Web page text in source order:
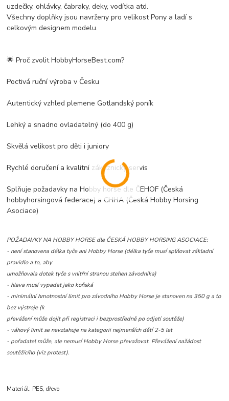
uzdečky, ohlávky, čabraky, deky, vodítka atd.
Všechny doplňky jsou navrženy pro velikost Pony a ladí s
celkovým designem modelu.
🌟 Proč zvolit HobbyHorseBest.com?
Poctivá ruční výroba v Česku
Autentický vzhled plemene Gotlandský poník
Lehký a snadno ovladatelný (do 400 g)
Skvělá velikost pro děti i juniory
Rychlé doručení a kvalitní zákaznický servis
Splňuje požadavky na Hobby horse dle ČEHOF (Česká
hobbyhorsingová federace) a CHHA (Česká Hobby Horsing
Asociace)
POŽADAVKY NA HOBBY HORSE dle ČESKÁ HOBBY HORSING ASOCIACE:
- není stanovena délka tyče ani Hobby Horse (délka tyče musí splňovat základní
pravidlo a to, aby
umožňovala dotek tyče s vnitřní stranou stehen závodníka)
- hlava musí vypadat jako koňská
- minimální hmotnostní limit pro závodního Hobby Horse je stanoven na 350 g a to
bez výstroje (k
převážení může dojít při registraci i bezprostředně po odjetí soutěže)
- váhový limit se nevztahuje na kategorii nejmenších dětí 2-5 let
- pořadatel může, ale nemusí Hobby Horse převažovat. Převážení nažádost
soutěžícího (viz protest).
Materiál: PES, dřevo